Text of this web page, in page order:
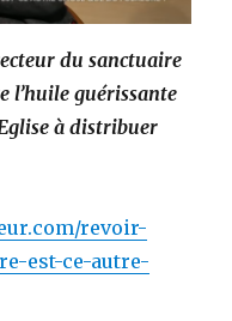
du sanctuaire
l’huile guérissante
à distribuer
revoir-
est-ce-autre-